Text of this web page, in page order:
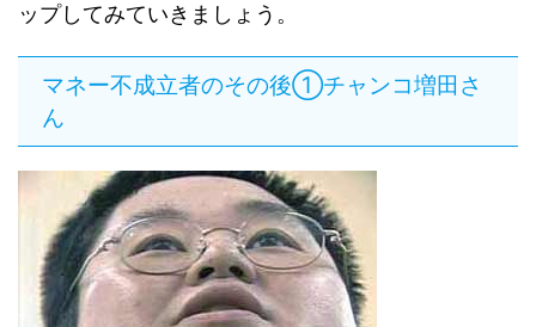
ップしてみていきましょう。
マネー不成立者のその後①チャンコ増田さ
ん